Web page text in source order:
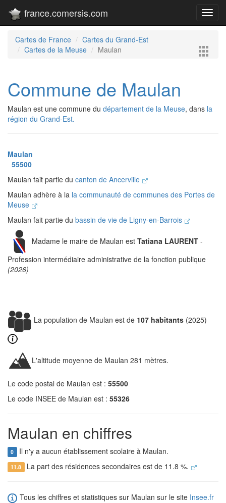
france.comersis.com
Cartes de France
Cartes du Grand-Est
Cartes de la Meuse
Maulan
Commune de Maulan
Maulan est une commune du département de la Meuse, dans la
région du Grand-Est.
Maulan
55500
Maulan fait partie du canton de Ancerville
Maulan adhère à la la communauté de communes des Portes de
Meuse
Maulan fait partie du bassin de vie de Ligny-en-Barrois
Madame le maire de Maulan est Tatiana LAURENT -
Profession intermédiaire administrative de la fonction publique
(2026)
La population de Maulan est de 107 habitants (2025)
L'altitude moyenne de Maulan 281 mètres.
Le code postal de Maulan est : 55500
Le code INSEE de Maulan est : 55326
Maulan en chiffres
0 Il n'y a aucun établissement scolaire à Maulan.
11.8 La part des résidences secondaires est de 11.8 %.
Tous les chiffres et statistiques sur Maulan sur le site Insee.fr